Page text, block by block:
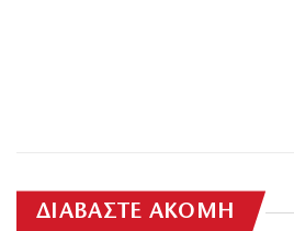
ΔΙΑΒΑΣΤΕ ΑΚΟΜΗ